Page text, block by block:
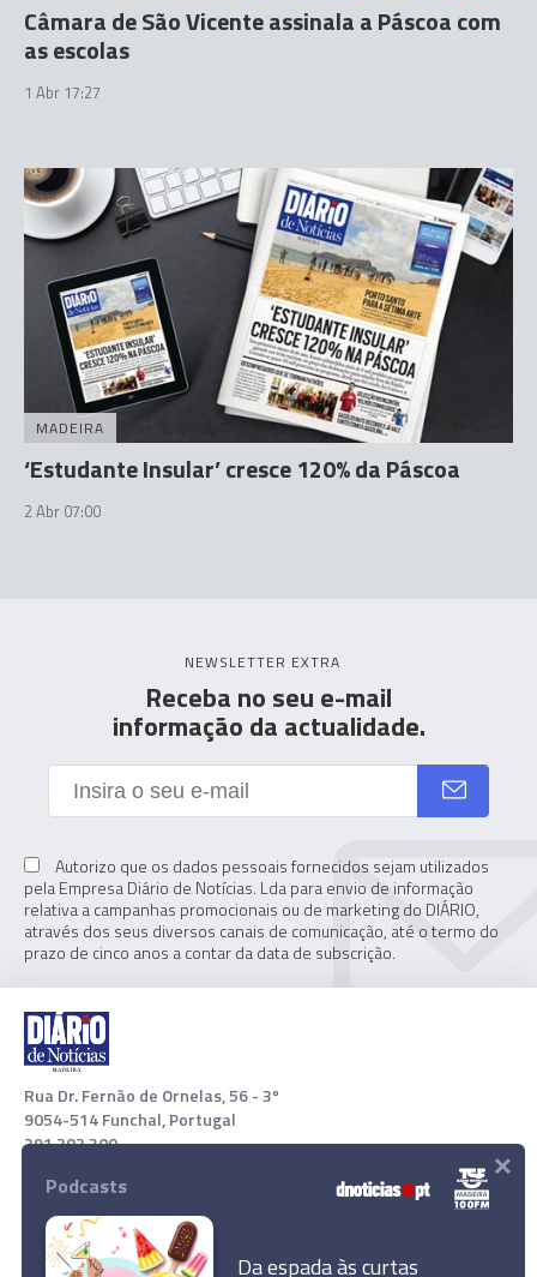
Câmara de São Vicente assinala a Páscoa com
as escolas
1 Abr 17:27
MADEIRA
‘Estudante Insular’ cresce 120% da Páscoa
2 Abr 07:00
NEWSLETTER EXTRA
Receba no seu e-mail
informação da actualidade.
Autorizo que os dados pessoais fornecidos sejam utilizados
pela Empresa Diário de Notícias. Lda para envio de informação
relativa a campanhas promocionais ou de marketing do DIÁRIO,
através dos seus diversos canais de comunicação, até o termo do
prazo de cinco anos a contar da data de subscrição.
Rua Dr. Fernão de Ornelas, 56 - 3º
9054-514 Funchal, Portugal
291 202 300
Download App
Podcasts
Da espada às curtas
×